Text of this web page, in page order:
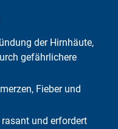
zahlen?
der Hirnhäute,
gefährlichere
Fieber und
und erfordert